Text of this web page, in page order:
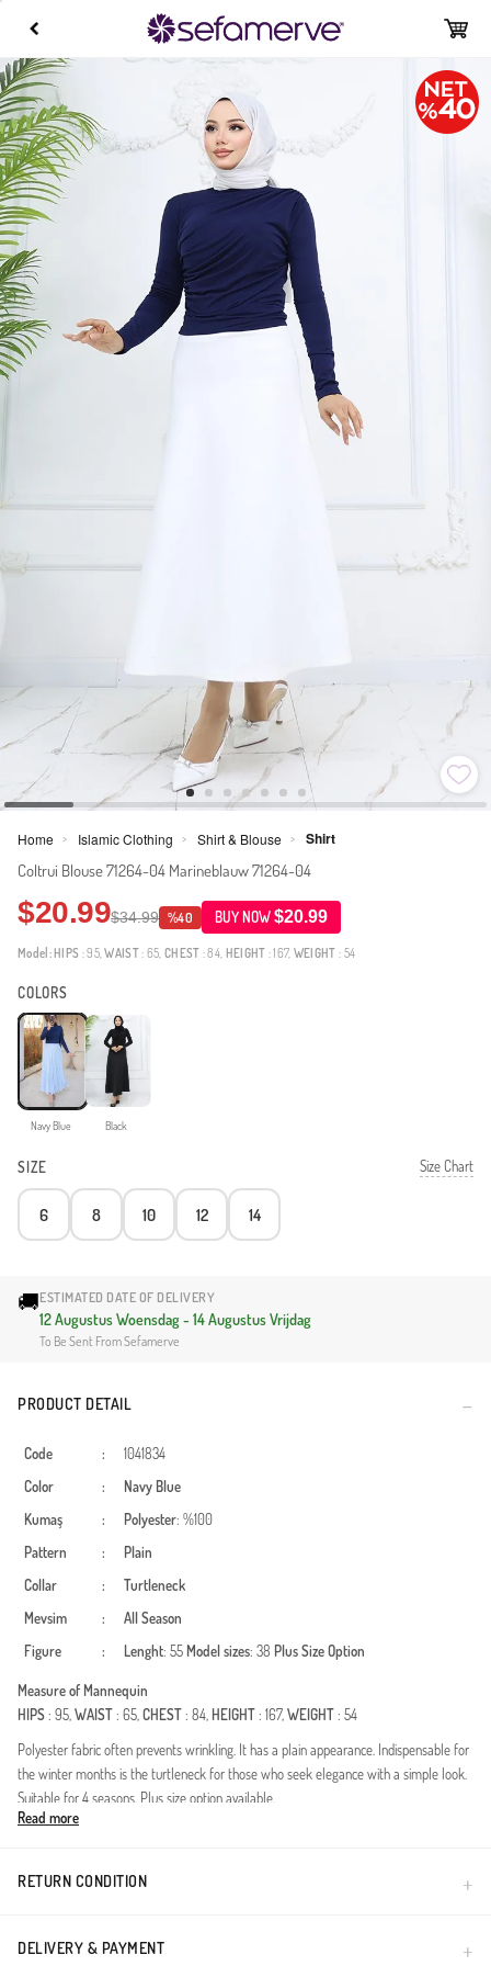
Home > Islamic Clothing > Shirt & Blouse > Shirt
Coltrui Blouse 71264-04 Marineblauw 71264-04
$20.99$34.99 %40 BUY NOW$20.99
Model: HIPS : 95,WAIST: 65,CHEST : 84, HEIGHT : 167, WEIGHT : 54
COLORS
Navy Blue Black
SIZE Size Chart
6 8 10 12 14
🚚ESTIMATED DATE OF DELIVERY
12 Augustus Woensdag - 14 Augustus Vrijdag
To Be Sent From Sefamerve
PRODUCT DETAIL
Code :
1041834
Color
:
Navy Blue
Kumaş
: Polyester: %100
Pattern
:
Plain
Collar
:
Turtleneck
Mevsim
:
All Season
Figure
: Lenght: 55 Model sizes: 38 Plus Size Option
Measure of Mannequin
HIPS: 95,WAIST: 65,CHEST: 84, HEIGHT: 167,WEIGHT: 54
Polyester fabric often prevents wrinkling. It has a plain appearance. Indispensable for
the winter months is the turtleneck for those who seek elegance with a simple look.
Suitable for 4 seasons. Plus size option available.
Een tijdloze klassieker voor de moderne, bescheiden garderobe. Deze top combineert
hoogwaardige polyesterstof uitzonderlijke duurzaamheid en
klassieke ronde halsontwerp zorgt voor een verfijnd en bescheiden silhouet, terwijl
Read more
RETURN CONDITION
DELIVERY & PAYMENT